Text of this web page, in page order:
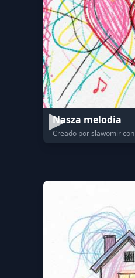
Nasza melodia
Creado por slawomir con